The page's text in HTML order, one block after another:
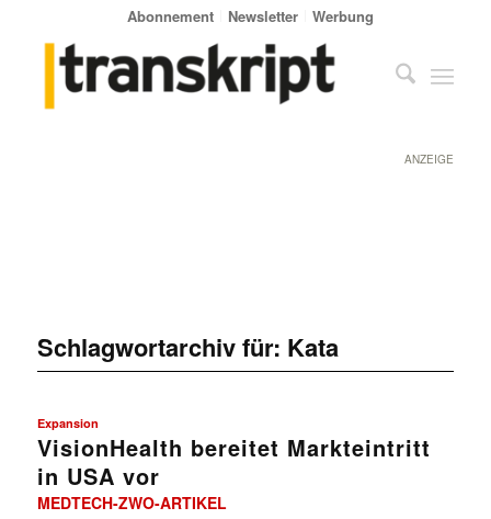
Abonnement Newsletter Werbung
ANZEIGE
Schlagwortarchiv für: Kata
Expansion
VisionHealth bereitet Markteintritt
in USA vor
MEDTECH-ZWO-ARTIKEL